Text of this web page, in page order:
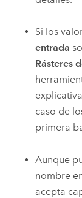
Si los
entrada
Rásteres
caso de
primera
Aunque
nombre
acepta